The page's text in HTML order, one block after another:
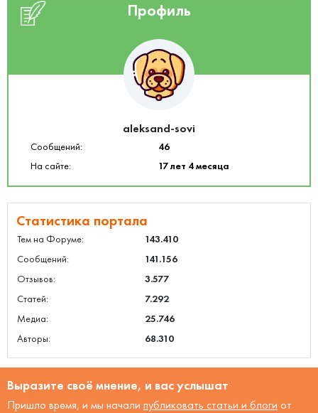
Профиль
aleksand-sovi
Сообщений:
46
На сайте:
17 лет 4 месяца
Статистика портала
Тем на Форуме:
143.410
Сообщений:
141.156
Отзывов:
3.577
Статей:
7.292
Медиа:
25.746
Авторы:
68.310
Выразите своё мнение, и вас услышат
Пришло время, и мы начали публиковать статьи и блоги от